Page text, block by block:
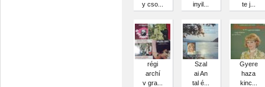
y cso...
inyil...
te j...
régi
archí
v gra...
Szal
ai An
tal é...
Gyere
haza
kinc...